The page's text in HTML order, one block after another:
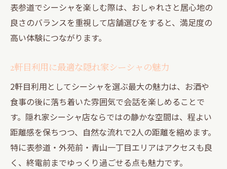
青山一丁目で味わうコスパ抜群の隠れ家シーシ
ャ
青山一丁目でシーシャをコスパ良く楽しむ
コスパ重視の隠れ家シーシャ選びのポイン
ト
2軒目利用で満足度高いシーシャ体験を探す
表参道近辺でコスパ抜群のシーシャ空間紹
介
外苑前でお得に楽しむ隠れ家シーシャの魅
表参道でシーシャを楽しむ際は、おしゃれさと居心地の
良さのバランスを重視して店舗選びをすると、満足度の
高い体験につながります。
2軒目利用に最適な隠れ家シーシャの魅力
2軒目利用としてシーシャを選ぶ最大の魅力は、お酒や
食事の後に落ち着いた雰囲気で会話を楽しめることで
す。隠れ家シーシャ店ならではの静かな空間は、程よい
距離感を保ちつつ、自然な流れで2人の距離を縮めます。
特に表参道・外苑前・青山一丁目エリアはアクセスも良
く、終電前までゆっくり過ごせる点も魅力です。